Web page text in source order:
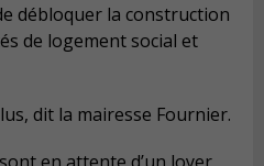
débloquer la construction
de logement social et
dit la mairesse Fournier.